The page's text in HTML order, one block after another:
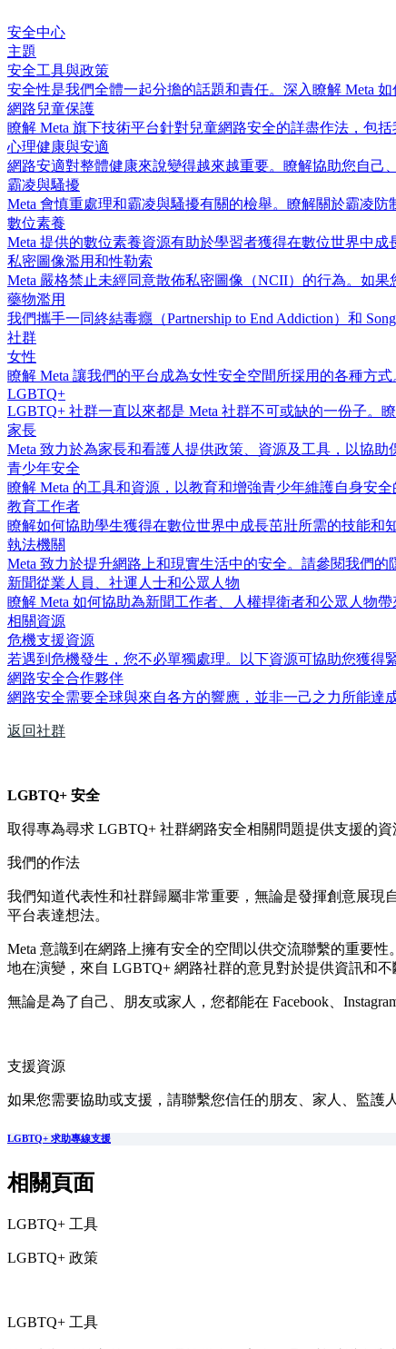
安全中心
主題
安全工具與政策
安全性是我們全體一起分擔的話題和責任。深入瞭解 Meta
網路兒童保護
瞭解 Meta 旗下技術平台針對兒童網路安全的詳盡作法，包
心理健康與安適
網路安適對整體健康來說變得越來越重要。瞭解協助您自己
霸凌與騷擾
Meta 會慎重處理和霸凌與騷擾有關的檢舉。瞭解關於霸凌防
數位素養
Meta 提供的數位素養資源有助於學習者獲得在數位世界中
私密圖像濫用和性勒索
Meta 嚴格禁止未經同意散佈私密圖像（NCII）的行為。如
藥物濫用
我們攜手一同終結毒癮（Partnership to End Addiction）和
社群
女性
瞭解 Meta 讓我們的平台成為女性安全空間所採用的各種方式
LGBTQ+
LGBTQ+ 社群一直以來都是 Meta 社群不可或缺的一份子。
家長
Meta 致力於為家長和看護人提供政策、資源及工具，以協助
青少年安全
瞭解 Meta 的工具和資源，以教育和增強青少年維護自身安
教育工作者
瞭解如何協助學生獲得在數位世界中成長茁壯所需的技能和知
執法機關
Meta 致力於提升網路上和現實生活中的安全。請參閱我們
新聞從業人員、社運人士和公眾人物
瞭解 Meta 如何協助為新聞工作者、人權捍衛者和公眾人物帶
相關資源
危機支援資源
若遇到危機發生，您不必單獨處理。以下資源可協助您獲得
網路安全合作夥伴
網路安全需要全球與來自各方的響應，並非一己之力所能達
返回社群
LGBTQ+ 安全
取得專為尋求 LGBTQ+ 社群網路安全相關問題提供支援的
我們的作法
我們知道代表性和社群歸屬非常重要，無論是發揮創意展現
平台表達想法。
Meta 意識到在網路上擁有安全的空間以供交流聯繫的重要
地在演變，來自 LGBTQ+ 網路社群的意見對於提供資訊和不
無論是為了自己、朋友或家人，您都能在 Facebook、
支援資源
如果您需要協助或支援，請聯繫您信任的朋友、家人、監護
LGBTQ+ 求助專線支援
相關頁面
LGBTQ+ 工具
LGBTQ+ 政策
LGBTQ+ 工具